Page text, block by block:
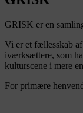
GRISK er en
Vi er et fællesskab af
iværksættere, som
kulturscene i mere
For primære